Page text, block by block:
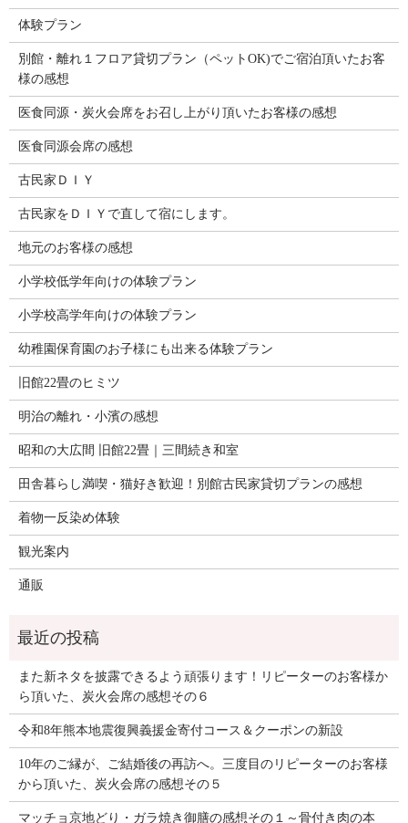
体験プラン
別館・離れ１フロア貸切プラン（ペットOK)でご宿泊頂いたお客
様の感想
医食同源・炭火会席をお召し上がり頂いたお客様の感想
医食同源会席の感想
古民家ＤＩＹ
古民家をＤＩＹで直して宿にします。
地元のお客様の感想
小学校低学年向けの体験プラン
小学校高学年向けの体験プラン
幼稚園保育園のお子様にも出来る体験プラン
旧館22畳のヒミツ
明治の離れ・小濱の感想
昭和の大広間 旧館22畳｜三間続き和室
田舎暮らし満喫・猫好き歓迎！別館古民家貸切プランの感想
着物一反染め体験
観光案内
通販
また新ネタを披露できるよう頑張ります！リピーターのお客様か
ら頂いた、炭火会席の感想その６
令和8年熊本地震復興義援金寄付コース＆クーポンの新設
10年のご縁が、ご結婚後の再訪へ。三度目のリピーターのお客様
から頂いた、炭火会席の感想その５
マッチョ京地どり・ガラ焼き御膳の感想その１～骨付き肉の本